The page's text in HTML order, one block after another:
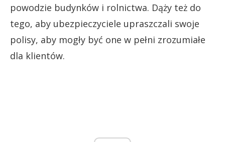
powodzie budynków i rolnictwa. Dąży też do
tego, aby ubezpieczyciele upraszczali swoje
polisy, aby mogły być one w pełni zrozumiałe
dla klientów.